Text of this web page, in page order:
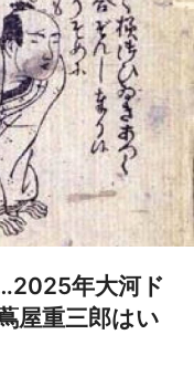
年大河ド
屋重三郎はい